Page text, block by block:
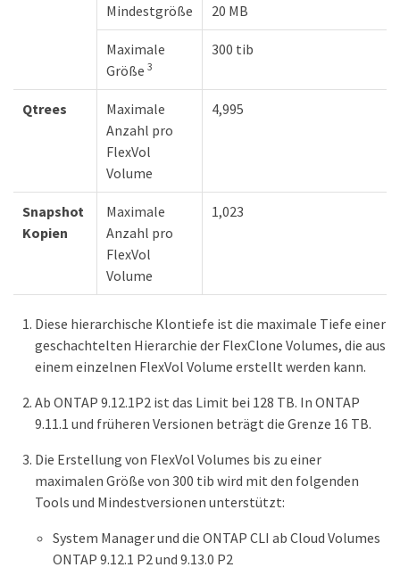
Mindestgröße 20 MB
Maximale
Größe 3
300 tib
Qtrees
Maximale
Anzahl pro
FlexVol
Volume
4,995
Snapshot
Kopien
Maximale
Anzahl pro
FlexVol
Volume
1,023
Diese hierarchische Klontiefe ist die maximale Tiefe einer
geschachtelten Hierarchie der FlexClone Volumes, die aus
einem einzelnen FlexVol Volume erstellt werden kann.
Ab ONTAP 9.12.1P2 ist das Limit bei 128 TB. In ONTAP
9.11.1 und früheren Versionen beträgt die Grenze 16 TB.
Die Erstellung von FlexVol Volumes bis zu einer
maximalen Größe von 300 tib wird mit den folgenden
Tools und Mindestversionen unterstützt:
System Manager und die ONTAP CLI ab Cloud Volumes
ONTAP 9.12.1 P2 und 9.13.0 P2